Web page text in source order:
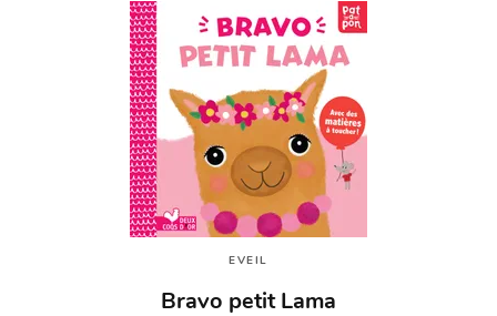
EVEIL
Bravo petit Lama